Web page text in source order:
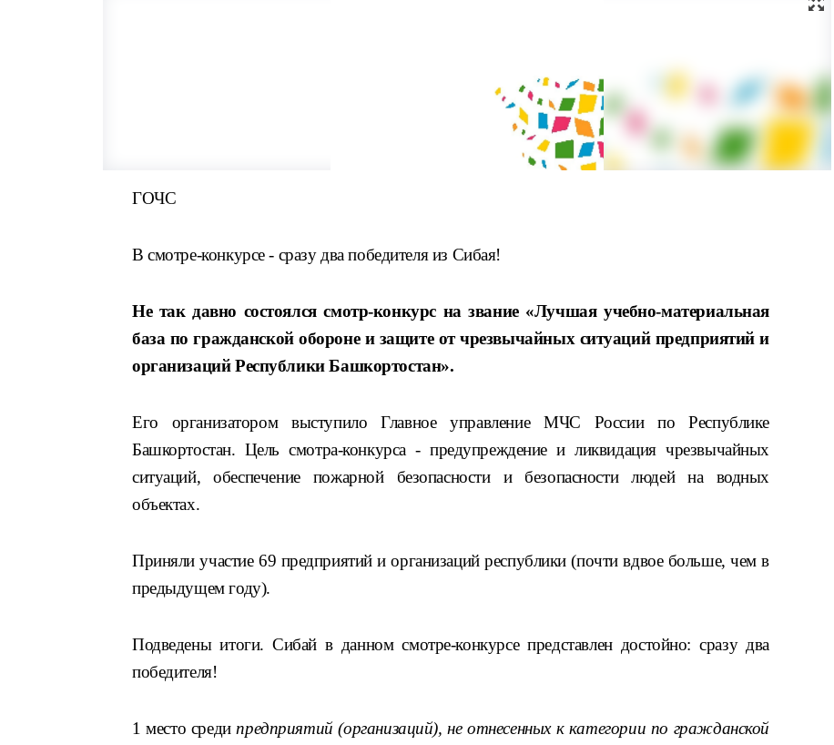
ГОЧС
В смотре-конкурсе - сразу два победителя из Сибая!
Не так давно состоялся смотр-конкурс на звание «Лучшая учебно-материальная
база по гражданской обороне и защите от чрезвычайных ситуаций предприятий и
организаций Республики Башкортостан».
Его организатором выступило Главное управление МЧС России по Республике
Башкортостан. Цель смотра-конкурса - предупреждение и ликвидация чрезвычайных
ситуаций, обеспечение пожарной безопасности и безопасности людей на водных
объектах.
Приняли участие 69 предприятий и организаций республики (почти вдвое больше, чем в
предыдущем году).
Подведены итоги. Сибай в данном смотре-конкурсе представлен достойно: сразу два
победителя!
1 место средипредприятий (организаций), не отнесенных к категории по гражданской